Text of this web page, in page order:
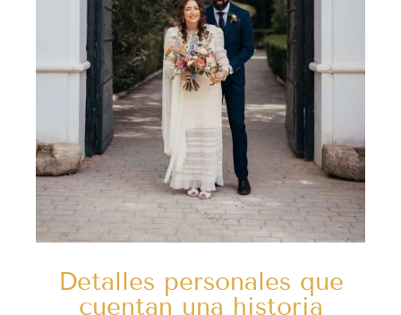
Detalles personales que
cuentan una historia